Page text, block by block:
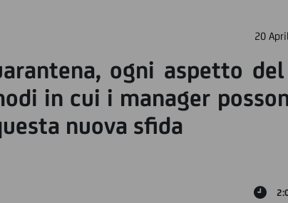
20
ogni aspetto
in cui i manager
nuova sfida